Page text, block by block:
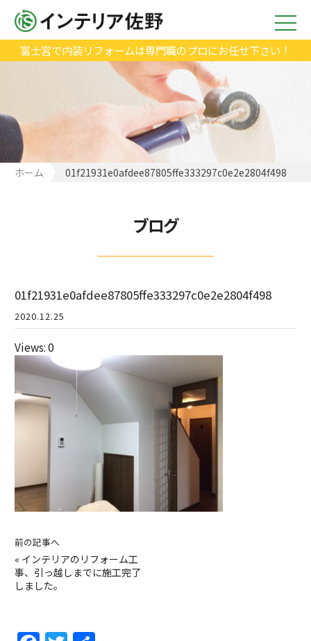
富士宮で内装リフォームは専門職のプロにお任せ下さい！
ホーム 01f21931e0afdee87805ffe333297c0e2e2804f498
ブログ
01f21931e0afdee87805ffe333297c0e2e2804f498
2020.12.25
Views: 0
前の記事へ
« インテリアのリフォーム工
事、引っ越しまでに施工完了
しました。